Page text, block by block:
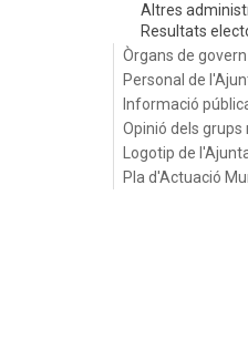
Altres
Resultats
Òrgans de govern
Personal de
Informació
Opinió dels grups
Logotip de
Pla d'Actuació